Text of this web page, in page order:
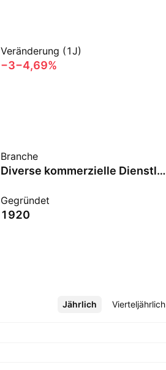
Veränderung (1J)
−3−4,69%
Branche
Diverse kommerzielle Dienstleistungen
Gegründet
1920
Jährlich Vierteljährlich
Mehr